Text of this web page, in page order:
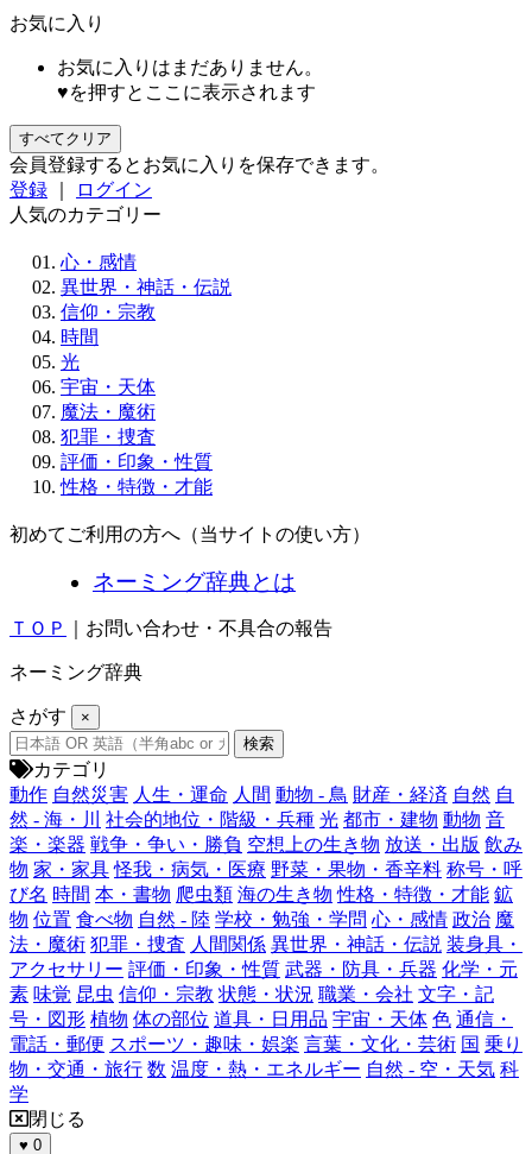
お気に入り
お気に入りはまだありません。
♥を押すとここに表示されます
すべてクリア
会員登録するとお気に入りを保存できます。
登録
ログイン
人気のカテゴリー
心・感情
異世界・神話・伝説
信仰・宗教
時間
光
宇宙・天体
魔法・魔術
犯罪・捜査
評価・印象・性質
性格・特徴・才能
初めてご利用の方へ（当サイトの使い方）
ネーミング辞典とは
ＴＯＰ ｜お問い合わせ・不具合の報告
ネーミング辞典
さがす ×
カテゴリ
動作 自然災害 人生・運命 人間 動物 - 鳥 財産・経済 自然 自
然 - 海・川
社会的地位・階級・兵種 光 都市・建物 動物 音
楽・楽器 戦争・争い・勝負 空想上の生き物 放送・出版 飲み
物 家・家具 怪我・病気・医療 野菜・果物・香辛料 称号・呼
び名 時間 本・書物 爬虫類 海の生き物 性格・特徴・才能 鉱
物 位置 食べ物 自然 - 陸 学校・勉強・学問 心・感情 政治 魔
法・魔術 犯罪・捜査 人間関係 異世界・神話・伝説 装身具・
アクセサリー 評価・印象・性質 武器・防具・兵器 化学・元
素 味覚 昆虫 信仰・宗教 状態・状況 職業・会社 文字・記
号・図形 植物 体の部位 道具・日用品 宇宙・天体 色 通信・
電話・郵便 スポーツ・趣味・娯楽 言葉・文化・芸術 国 乗り
物・交通・旅行 数 温度・熱・エネルギー 自然 - 空・天気 科
学
閉じる
♥ 0